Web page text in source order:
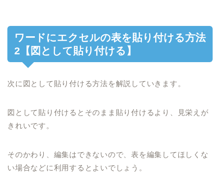
ワードにエクセルの表を貼り付ける方法
2【図として貼り付ける】
次に図として貼り付ける方法を解説していきます。
図として貼り付けるとそのまま貼り付けるより、見栄えが
きれいです。
そのかわり、編集はできないので、表を編集してほしくな
い場合などに利用するとよいでしょう。